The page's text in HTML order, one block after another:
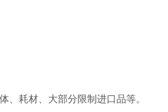
、耗材、大部分限制进口品等。